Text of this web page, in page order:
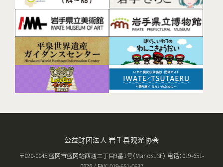
公益财团法人 岩手县观光协会
〒020-0045 盛冈市盛冈站西通二丁目9番1号（Mariosu3F） 电话：019-651-